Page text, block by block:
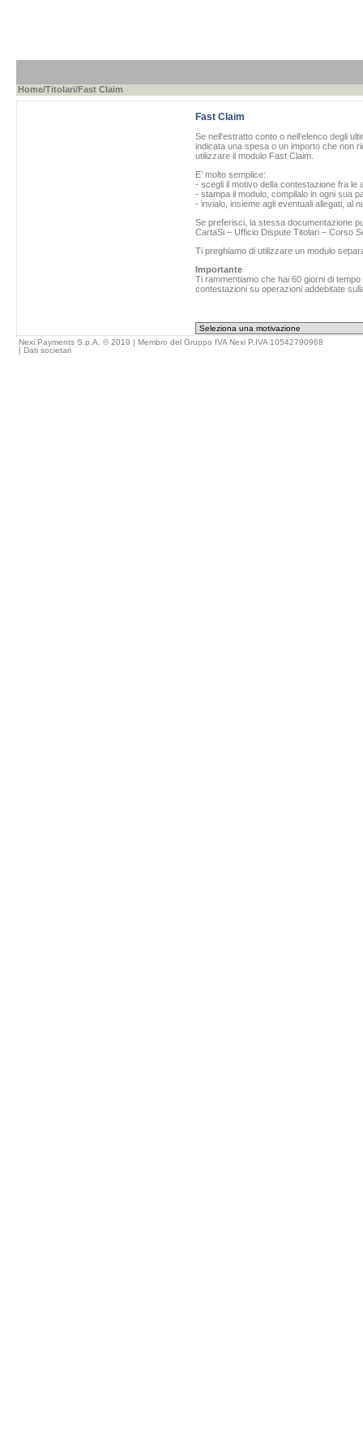
Home/Titolari/Fast Claim
Fast Claim
Se nell'estratto conto o nell’elenco degli
indicata una spesa o un importo che non
utilizzare il modulo Fast Claim.
E’ molto semplice:
- scegli il motivo della contestazione fra le
- stampa il modulo, compilalo in ogni sua
- invialo, insieme agli eventuali allegati, al
Se preferisci, la stessa documentazione
CartaSi – Ufficio Dispute Titolari – Corso
Ti preghiamo di utilizzare un modulo
Importante
Ti rammentiamo che hai 60 giorni di
contestazioni su operazioni addebitate
Nexi Payments S.p.A. © 2019 | Membro del Gruppo IVA Nexi P.IVA 10542790968
| Dati societari